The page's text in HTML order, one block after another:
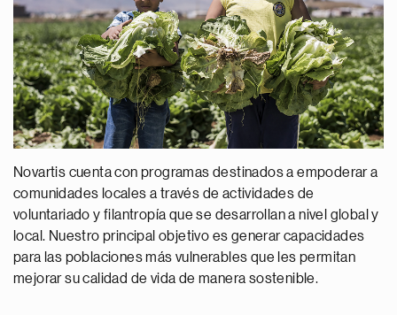
Novartis cuenta con programas destinados a empoderar a
comunidades locales a través de actividades de
voluntariado y filantropía que se desarrollan a nivel global y
local. Nuestro principal objetivo es generar capacidades
para las poblaciones más vulnerables que les permitan
mejorar su calidad de vida de manera sostenible.